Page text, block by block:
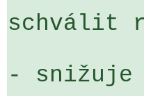
schválit
- snižuje